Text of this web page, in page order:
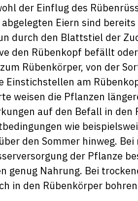
der Einflug des
Eiern sind
durch den Blattstiel der
den Rübenkopf befällt
Rübenkörper, von der
Einstichstellen am
weisen die Pflanzen
auf den Befall in den
wie
den Sommer hinweg.
der Pflanze
genug Nahrung. Bei
in den Rübenkörper